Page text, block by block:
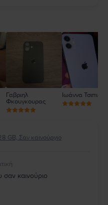
Γαβριηλ
Φκουγκουρας
Ιωάννα
GB, Σαν καινούργιο
σαν καινούριο